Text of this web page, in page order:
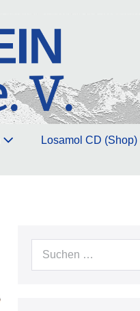
Losamol CD (Shop)
Suche